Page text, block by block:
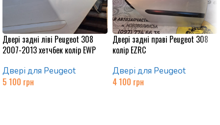
Двері задні ліві Peugeot 308
2007-2013 хетчбек колір EWP
Двері для Peugeot
5 100 грн
Двері задні праві Peugeot 308
колір EZRC
Двері для Peugeot
4 100 грн